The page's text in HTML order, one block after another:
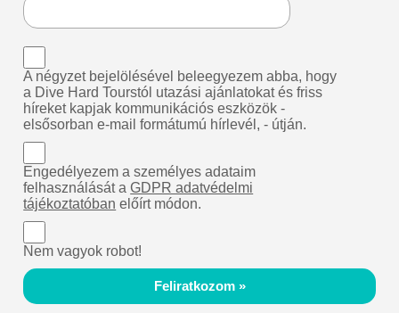
A négyzet bejelölésével beleegyezem abba, hogy
a Dive Hard Tourstól utazási ajánlatokat és friss
híreket kapjak kommunikációs eszközök -
elsősorban e-mail formátumú hírlevél, - útján.
Engedélyezem a személyes adataim
felhasználását aGDPR adatvédelmi
tájékoztatóban előírt módon.
Nem vagyok robot!
Feliratkozom »